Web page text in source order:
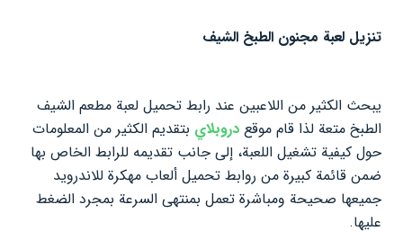
تنزيل لعبة مجنون الطبخ الشيف
يبحث الكثير من اللاعبين عند رابط تحميل لعبة مطعم الشيف
الطبخ متعة لذا قام موقع دروبلاي بتقديم الكثير من المعلومات
حول كيفية تشغيل اللعبة، إلى جانب تقديمه للرابط الخاص بها
ضمن قائمة كبيرة من روابط تحميل ألعاب مهكرة للاندرويد
جميعها صحيحة ومباشرة تعمل بمنتهى السرعة بمجرد الضغط
عليها.